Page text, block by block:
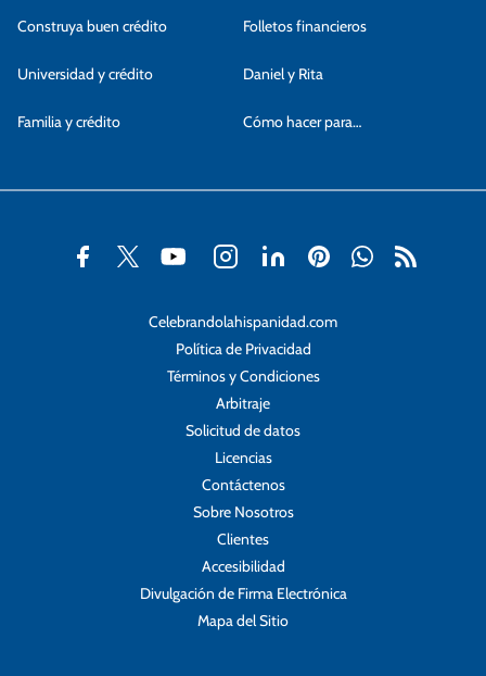
Construya buen crédito
Universidad y crédito
Familia y crédito
Folletos financieros
Daniel y Rita
Cómo hacer para…
Celebrandolahispanidad.com
Política de Privacidad
Términos y Condiciones
Arbitraje
Solicitud de datos
Licencias
Contáctenos
Sobre Nosotros
Clientes
Accesibilidad
Divulgación de Firma Electrónica
Mapa del Sitio